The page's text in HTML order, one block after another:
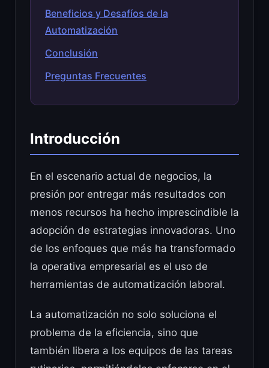
Beneficios y Desafíos de la
Automatización
Conclusión
Preguntas Frecuentes
Introducción
En el escenario actual de negocios, la
presión por entregar más resultados con
menos recursos ha hecho imprescindible la
adopción de estrategias innovadoras. Uno
de los enfoques que más ha transformado
la operativa empresarial es el uso de
herramientas de automatización laboral.
La automatización no solo soluciona el
problema de la eficiencia, sino que
también libera a los equipos de las tareas